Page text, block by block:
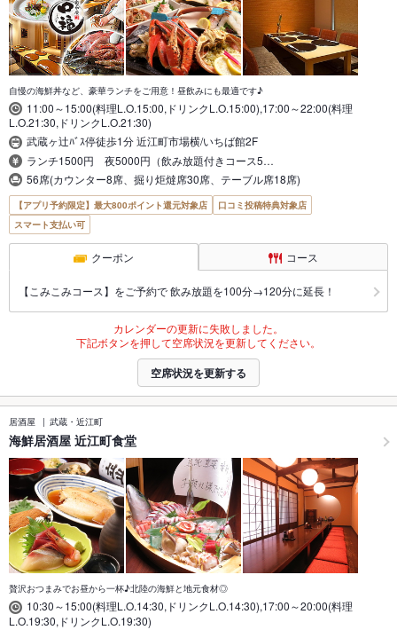
自慢の海鮮丼など、豪華ランチをご用意！昼飲みにも最適です♪
11:00～15:00(料理L.O.15:00,ドリンクL.O.15:00),17:00～22:00(料理
L.O.21:30,ドリンクL.O.21:30)
武蔵ヶ辻ﾊﾞｽ停徒歩1分 近江町市場横/いちば館2F
ランチ1500円 夜5000円（飲み放題付きコース5…
56席(カウンター8席、掘り炬燵席30席、テーブル席18席)
【アプリ予約限定】最大800ポイント還元対象店
口コミ投稿特典対象店
スマート支払い可
クーポン コース
【こみこみコース】をご予約で 飲み放題を100分→120分に延長！
カレンダーの更新に失敗しました。
下記ボタンを押して空席状況を更新してください。
空席状況を更新する
居酒屋 武蔵・近江町
海鮮居酒屋 近江町食堂
贅沢おつまみでお昼から一杯♪北陸の海鮮と地元食材◎
10:30～15:00(料理L.O.14:30,ドリンクL.O.14:30),17:00～20:00(料理
L.O.19:30,ドリンクL.O.19:30)